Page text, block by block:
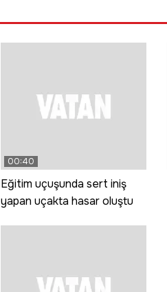
00:40
Eğitim uçuşunda sert iniş
yapan uçakta hasar oluştu